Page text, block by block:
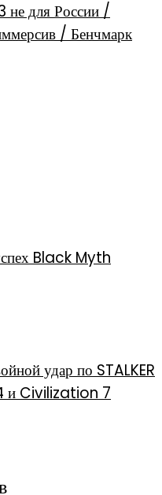
для России /
/ Бенчмарк
Black Myth
удар по STALKER
Civilization 7